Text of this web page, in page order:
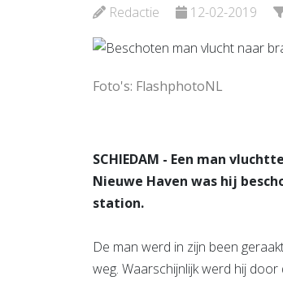
Redactie 12-02-2019
Foto's: FlashphotoNL
SCHIEDAM - Een man
Nieuwe Haven was hij
station.
De man werd in zijn been
weg. Waarschijnlijk werd hij
Bekijk de pagina